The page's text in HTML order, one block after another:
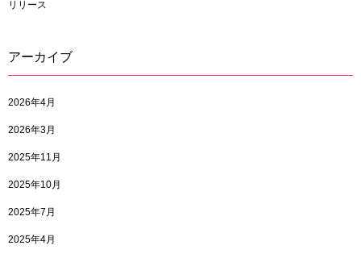
リリース
アーカイブ
2026年4月
2026年3月
2025年11月
2025年10月
2025年7月
2025年4月